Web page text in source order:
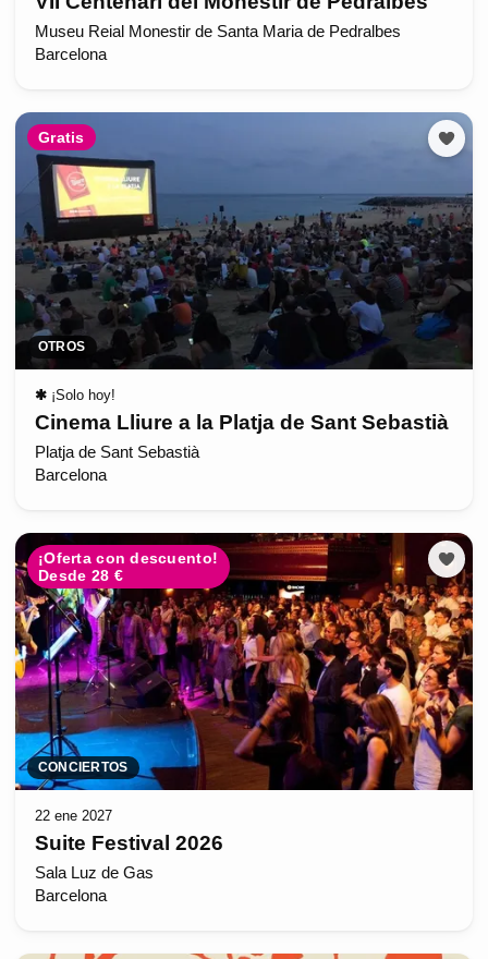
Museu Reial Monestir de Santa Maria de Pedralbes
Barcelona
Gratis
OTROS
✱ ¡Solo hoy!
Cinema Lliure a la Platja de Sant Sebastià
Platja de Sant Sebastià
Barcelona
¡Oferta con descuento!
Desde 28 €
CONCIERTOS
22 ene 2027
Suite Festival 2026
Sala Luz de Gas
Barcelona